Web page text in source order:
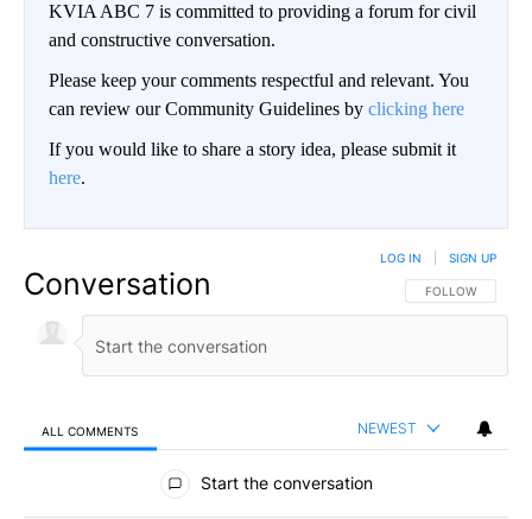
KVIA ABC 7 is committed to providing a forum for civil
and constructive conversation.
Please keep your comments respectful and relevant. You
can review our Community Guidelines by clicking here
If you would like to share a story idea, please submit it
here.
Conversation FOLLOW THIS
FOLLOW
LOG IN SIGN UP
ALL COMMENTS NEWEST
All Comments
Start the conversation